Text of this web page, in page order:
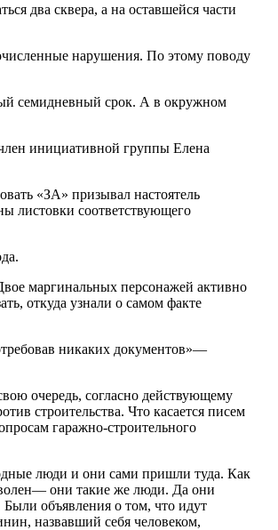
два сквера, а на оставшейся части
нарушения. По этому поводу
семидневный срок. А в окружном
инициативной группы Елена
«ЗА» призывал настоятель
листовки соответствующего
маргинальных персонажей активно
откуда узнали о самом факте
никаких документов»—
очередь, согласно действующему
строительства. Что касается писем
гаражно-строительного
люди и они сами пришли туда. Как
они такие же люди. Да они
объявления о том, что идут
назвавший себя человеком,